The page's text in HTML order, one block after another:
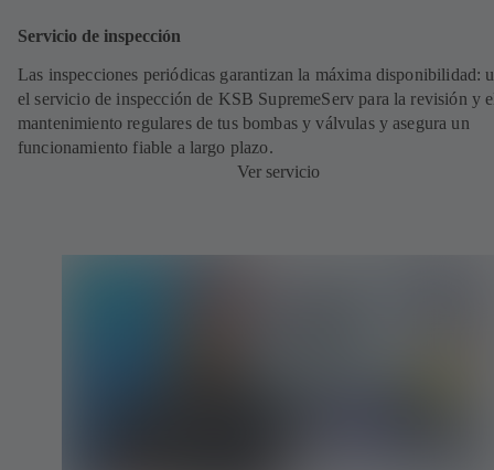
Servicio de inspección
Las inspecciones periódicas garantizan la máxima disponibilidad:
el servicio de inspección de KSB SupremeServ para la revisión y
mantenimiento regulares de tus bombas y válvulas y asegura un
funcionamiento fiable a largo plazo.
Ver servicio